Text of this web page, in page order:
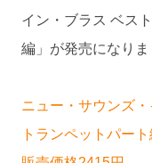
イン・ブラス ベス
編」が発売になりま
ニュー・サウンズ
トランペットパー